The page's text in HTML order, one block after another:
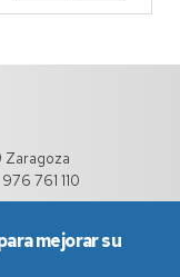
Zaragoza
976 761 110
mejorar su